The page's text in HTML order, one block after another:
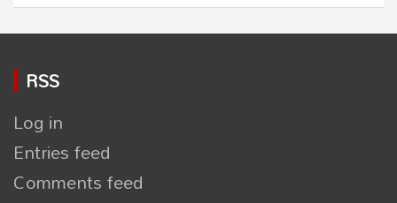
RSS
Log in
Entries feed
Comments feed